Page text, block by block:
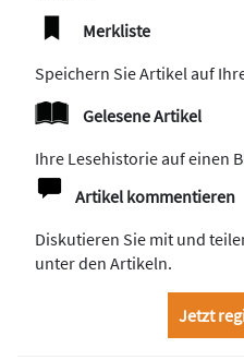
Merkliste
Speichern Sie Artikel auf
Gelesene Artikel
Ihre Lesehistorie auf einen
Artikel kommentieren
Diskutieren Sie mit und
unter den Artikeln.
Jetzt